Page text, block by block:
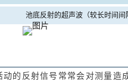
池底反射的超声波（较长时间间
的反射信号常常会对测量造